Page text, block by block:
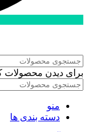
برای دیدن محصولات
منو
دسته بندی ها